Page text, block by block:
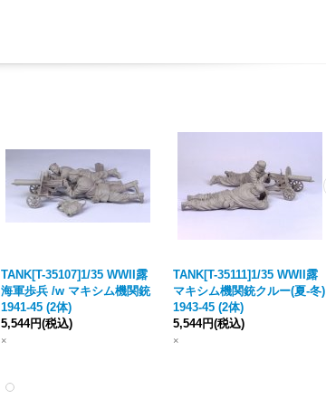
TANK[T-35107]1/35 WWII露
海軍歩兵 /w マキシム機関銃
1941-45 (2体)
5,544円(税込)
×
TANK[T-35111]1/35 WWII露
マキシム機関銃クルー(夏-冬)
1943-45 (2体)
5,544円(税込)
×